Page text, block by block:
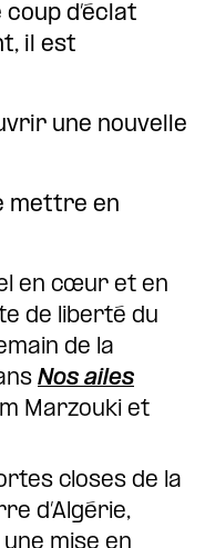
d’éclat
il est
une nouvelle
mettre en
en cœur et en
de liberté du
de la
Nos ailes
Marzouki et
closes de la
d’Algérie,
mise en